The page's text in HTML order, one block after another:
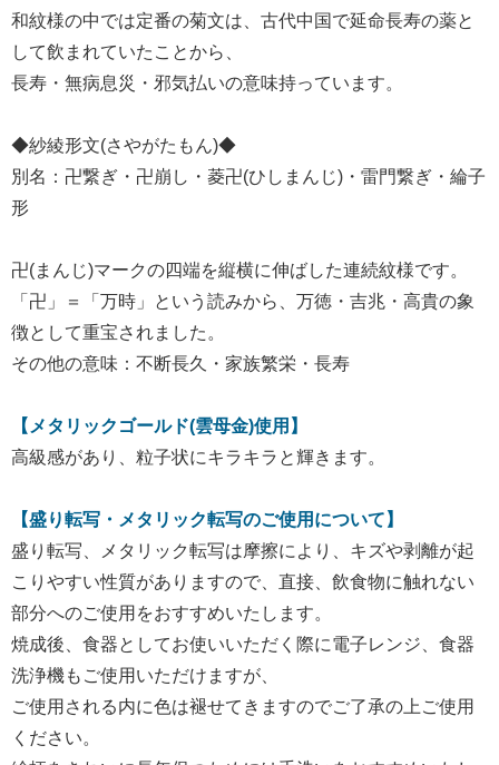
和紋様の中では定番の菊文は、古代中国で延命長寿の薬と
して飲まれていたことから、
長寿・無病息災・邪気払いの意味持っています。
◆紗綾形文(さやがたもん)◆
別名：卍繋ぎ・卍崩し・菱卍(ひしまんじ)・雷門繋ぎ・綸子
形
卍(まんじ)マークの四端を縦横に伸ばした連続紋様です。
「卍」＝「万時」という読みから、万徳・吉兆・高貴の象
徴として重宝されました。
その他の意味：不断長久・家族繁栄・長寿
【メタリックゴールド(雲母金)使用】
高級感があり、粒子状にキラキラと輝きます。
【盛り転写・メタリック転写のご使用について】
盛り転写、メタリック転写は摩擦により、キズや剥離が起
こりやすい性質がありますので、直接、飲食物に触れない
部分へのご使用をおすすめいたします。
焼成後、食器としてお使いいただく際に電子レンジ、食器
洗浄機もご使用いただけますが、
ご使用される内に色は褪せてきますのでご了承の上ご使用
ください。